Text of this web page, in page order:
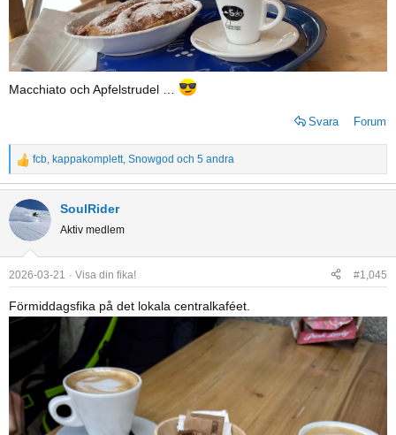
Macchiato och Apfelstrudel …
Svara Forum
R
e
a
c
t
i
o
n
s
fcb kappakomplett, Snowgod och 5 andra
SoulRider
Aktiv medlem
2026-03-21 Visa din fika! #1,045
Förmiddagsfika på det lokala centralkaféet.